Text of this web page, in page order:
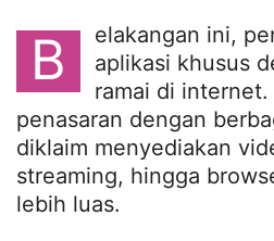
B
elakangan ini,
aplikasi khusus
ramai di
penasaran dengan
diklaim menyediakan
streaming, hingga
lebih luas.